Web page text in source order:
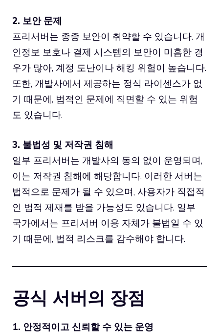
2. 보안 문제
프리서버는 종종 보안이 취약할 수 있습니다. 개
인정보 보호나 결제 시스템의 보안이 미흡한 경
우가 많아, 계정 도난이나 해킹 위험이 높습니다.
또한, 개발사에서 제공하는 정식 라이센스가 없
기 때문에, 법적인 문제에 직면할 수 있는 위험
도 있습니다.
3. 불법성 및 저작권 침해
일부 프리서버는 개발사의 동의 없이 운영되며,
이는 저작권 침해에 해당합니다. 이러한 서버는
법적으로 문제가 될 수 있으며, 사용자가 직접적
인 법적 제재를 받을 가능성도 있습니다. 일부
국가에서는 프리서버 이용 자체가 불법일 수 있
기 때문에, 법적 리스크를 감수해야 합니다.
공식 서버의 장점
1. 안정적이고 신뢰할 수 있는 운영